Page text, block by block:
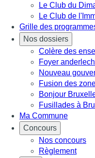
Le Club du
Le Club de
Grille des
Nos dossiers
Colère des
Foyer
Nouveau
Fusion des
Bonjour
Fusillades à
Ma Commune
Concours
Nos concours
Règlement